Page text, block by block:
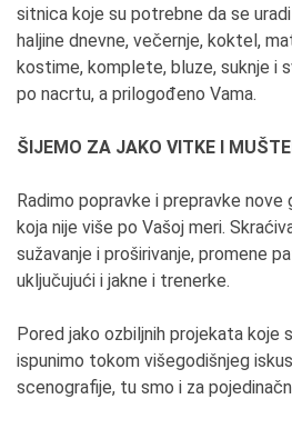
sitnica koje su potrebne da se
haljine dnevne, večernje, koktel,
kostime, komplete, bluze, suknje i
po nacrtu, a prilogođeno Vama.
ŠIJEMO ZA JAKO VITKE I
Radimo popravke i prepravke
koja nije više po Vašoj meri.
sužavanje i proširivanje, promene
uključujući i jakne i trenerke.
Pored jako ozbiljnih projekata koje
ispunimo tokom višegodišnjeg
scenografije, tu smo i za